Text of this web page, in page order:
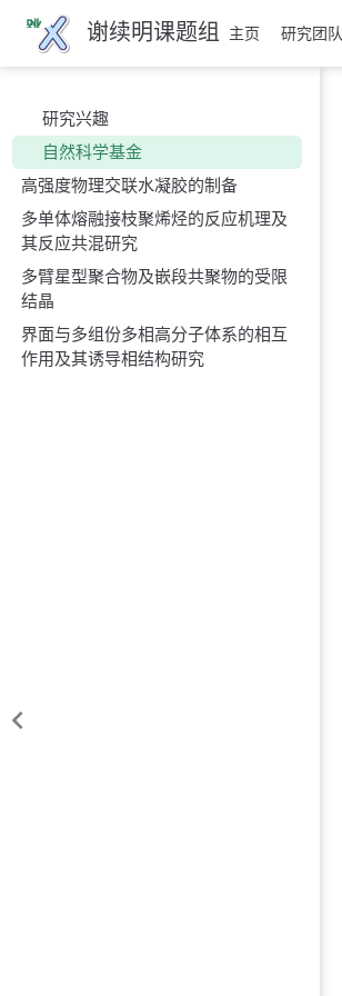
跳
至
主
谢续明课题组 主页 研究团队
研究兴趣
自然科学基金
高强度物理交联水凝胶的制备
多单体熔融接枝聚烯烃的反应机理及
其反应共混研究
多臂星型聚合物及嵌段共聚物的受限
结晶
界面与多组份多相高分子体系的相互
作用及其诱导相结构研究